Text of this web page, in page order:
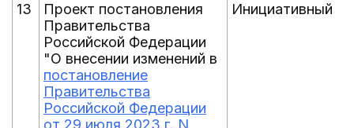
13
Проект постановления
Правительства
Российской Федерации
"О внесении изменений в
постановление
Правительства
Российской Федерации
от 29 июля 2023 г. N
Инициативный